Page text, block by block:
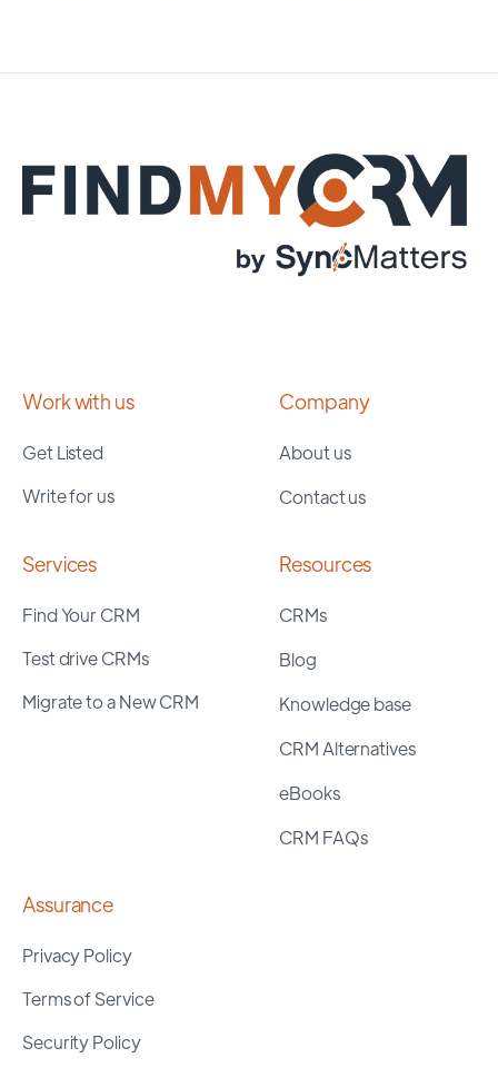
Work with us
Get Listed
Write for us
Company
About us
Contact us
Services
Find Your CRM
Test drive CRMs
Migrate to a New CRM
Resources
CRMs
Blog
Knowledge base
CRM Alternatives
eBooks
CRM FAQs
Assurance
Privacy Policy
Terms of Service
Security Policy